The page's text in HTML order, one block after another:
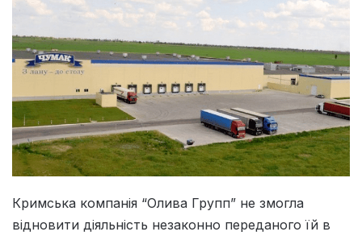
Кримська компанія “Олива Групп” не змогла
відновити діяльність незаконно переданого їй в